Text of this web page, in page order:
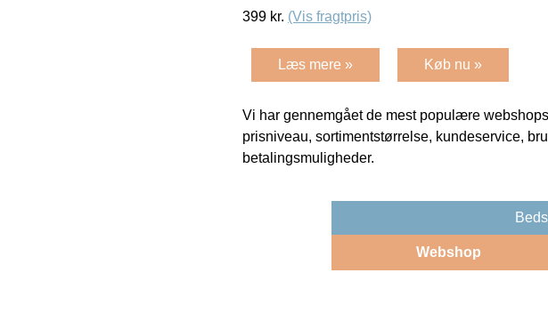
399 kr. (Vis fragtpris)
Læs mere » Køb nu »
Vi har gennemgået de mest populære
prisniveau, sortimentstørrelse, kundeservice,
betalingsmuligheder.
Webshop